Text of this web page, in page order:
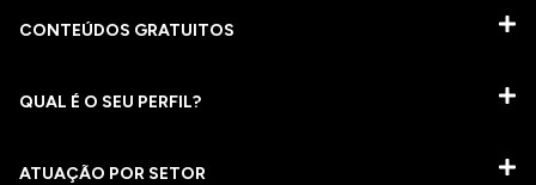
CONTEÚDOS GRATUITOS
QUAL É O SEU PERFIL?
ATUAÇÃO POR SETOR